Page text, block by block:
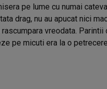
pe lume cu numai
drag, nu au apucat nici
vreodata.
pe micuti era la o